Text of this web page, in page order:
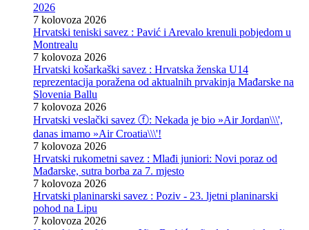
2026
7 kolovoza 2026
Hrvatski teniski savez : Pavić i Arevalo krenuli pobjedom u
Montrealu
7 kolovoza 2026
Hrvatski košarkaški savez : Hrvatska ženska U14
reprezentacija poražena od aktualnih prvakinja Mađarske na
Slovenia Ballu
7 kolovoza 2026
Hrvatski veslački savez ⓕ: Nekada je bio »Air Jordan\\\',
danas imamo »Air Croatia\\\'!
7 kolovoza 2026
Hrvatski rukometni savez : Mlađi juniori: Novi poraz od
Mađarske, sutra borba za 7. mjesto
7 kolovoza 2026
Hrvatski planinarski savez : Poziv - 23. ljetni planinarski
pohod na Lipu
7 kolovoza 2026